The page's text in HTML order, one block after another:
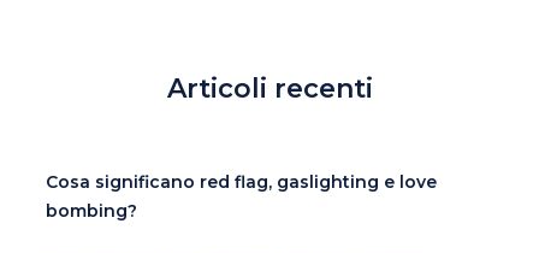
Articoli recenti
Cosa significano red flag, gaslighting e love
bombing?